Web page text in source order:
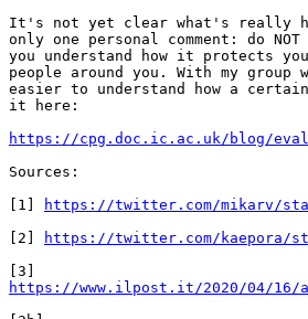
It's not yet clear what's really
only one personal comment: do
you understand how it protects
people around you. With my
easier to understand how a
it here:
https://cpg.doc.ic.ac.uk/blog/
Sources:
[1]
https://twitter.com/mikarv/
[2]
https://twitter.com/kaepora/
https://www.ilpost.it/2020/04/16/